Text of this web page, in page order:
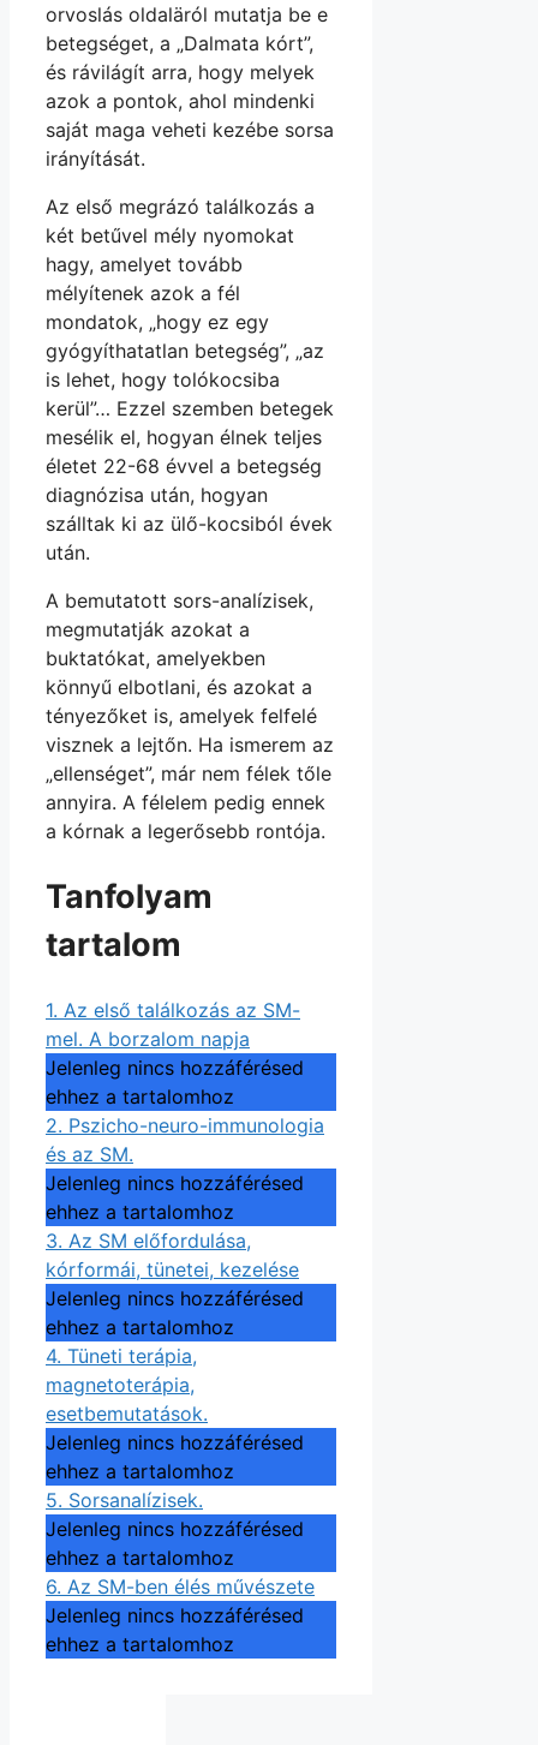
orvoslás oldaläról mutatja be e
betegséget, a „Dalmata kórt”,
és rávilágít arra, hogy melyek
azok a pontok, ahol mindenki
saját maga veheti kezébe sorsa
irányítását.
Az első megrázó találkozás a
két betűvel mély nyomokat
hagy, amelyet tovább
mélyítenek azok a fél
mondatok, „hogy ez egy
gyógyíthatatlan betegség”, „az
is lehet, hogy tolókocsiba
kerül”… Ezzel szemben betegek
mesélik el, hogyan élnek teljes
életet 22-68 évvel a betegség
diagnózisa után, hogyan
szálltak ki az ülő-kocsiból évek
után.
A bemutatott sors-analízisek,
megmutatják azokat a
buktatókat, amelyekben
könnyű elbotlani, és azokat a
tényezőket is, amelyek felfelé
visznek a lejtőn. Ha ismerem az
„ellenséget”, már nem félek tőle
annyira. A félelem pedig ennek
a kórnak a legerősebb rontója.
Tanfolyam
tartalom
1. Az első találkozás az SM-
mel. A borzalom napja
Jelenleg nincs hozzáférésed
ehhez a tartalomhoz
2. Pszicho-neuro-immunologia
és az SM.
Jelenleg nincs hozzáférésed
ehhez a tartalomhoz
3. Az SM előfordulása,
kórformái, tünetei, kezelése
Jelenleg nincs hozzáférésed
ehhez a tartalomhoz
4. Tüneti terápia,
magnetoterápia,
esetbemutatások.
Jelenleg nincs hozzáférésed
ehhez a tartalomhoz
5. Sorsanalízisek.
Jelenleg nincs hozzáférésed
ehhez a tartalomhoz
6. Az SM-ben élés művészete
Jelenleg nincs hozzáférésed
ehhez a tartalomhoz